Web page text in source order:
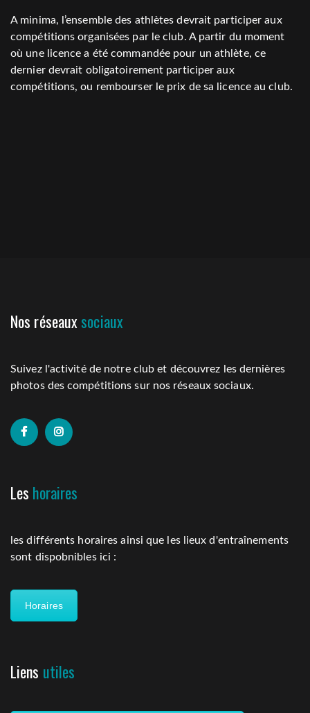
A minima, l’ensemble des athlètes devrait participer aux
compétitions organisées par le club. A partir du moment
où une licence a été commandée pour un athlète, ce
dernier devrait obligatoirement participer aux
compétitions, ou rembourser le prix de sa licence au club.
Nos réseauxsociaux
Suivez l'activité de notre club et découvrez les dernières
photos des compétitions sur nos réseaux sociaux.
Les horaires
les différents horaires ainsi que les lieux d'entraînements
sont dispobnibles ici :
Horaires
Liens utiles